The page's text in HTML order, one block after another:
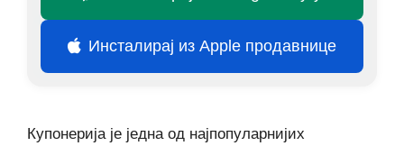
Инсталирај из Apple продавнице
Купонерија је једна од најпопуларнијих